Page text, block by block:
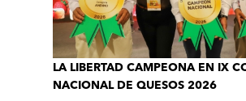
LA LIBERTAD CAMPEONA EN IX
NACIONAL DE QUESOS 2026